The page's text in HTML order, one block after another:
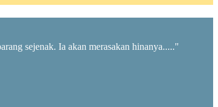
sejenak. Ia akan merasakan hinanya....."